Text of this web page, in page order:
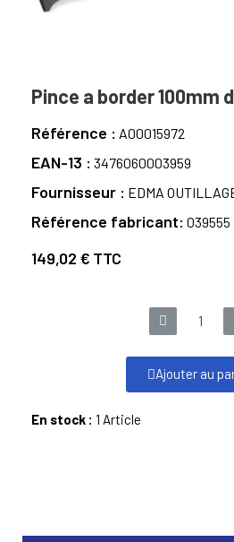
Pince a border 100mm
Référence A00015972
EAN-13 3476060003959
Fournisseur EDMA
Référence fabricant 039555
149,02 € TTC
Ajouter au
En stock : 1 Article